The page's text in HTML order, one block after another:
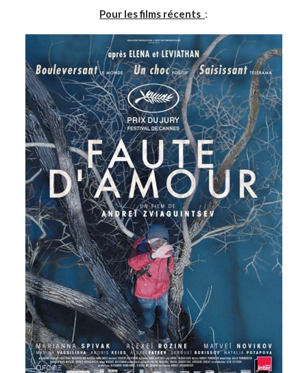
Pour les films récents :